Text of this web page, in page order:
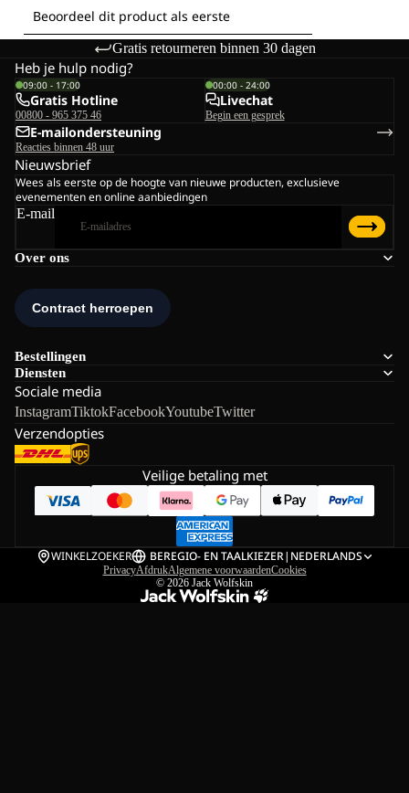
Gratis retourneren binnen 30 dagen
Over ons
Bestellingen
Diensten
Sociale media
InstagramTiktokFacebookYoutubeTwitter
Verzendopties
Heb je hulp nodig?
09:00 - 17:00
Gratis Hotline
00800 - 965 375 46
00:00 - 24:00
Livechat
Begin een gesprek
E-mailondersteuning
Reacties binnen 48 uur
Nieuwsbrief
Wees als eerste op de hoogte van nieuwe producten, exclusieve
evenementen en online aanbiedingen
E-mail
Veilige betaling met
WINKELZOEKER BEREGIO- EN TAALKIEZER| NEDERLANDS
PrivacyAfdrukAlgemene voorwaardenCookies
© 2026 Jack Wolfskin